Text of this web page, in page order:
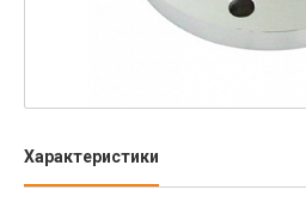
Характеристики